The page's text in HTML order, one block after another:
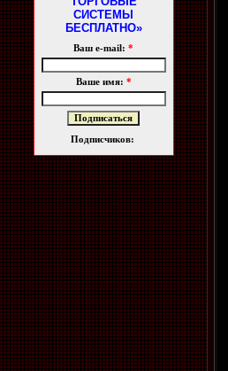
СИСТЕМЫ
БЕСПЛАТНО»
Ваш e-mail: *
Ваше имя: *
Подписчиков: